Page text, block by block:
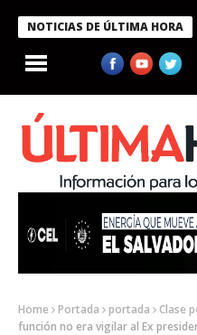
NOTICIAS DE ÚLTIMA HORA
Bukele condecora a
Home Portada portada Clase
función no era vigilar al Ex